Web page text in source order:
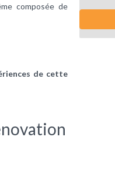
composée de
de cette